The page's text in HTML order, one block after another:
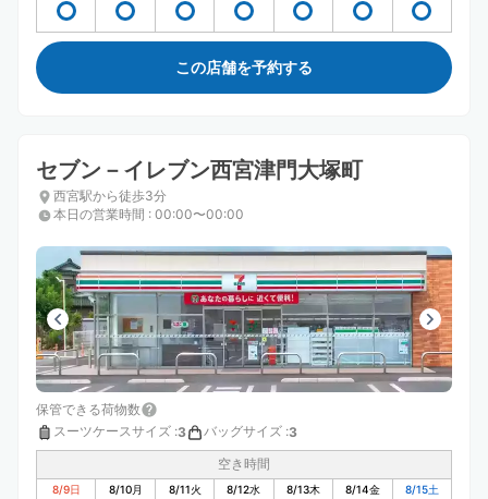
この店舗を予約する
セブン－イレブン西宮津門大塚町
西宮駅から徒歩3分
本日の営業時間 : 00:00〜00:00
保管できる荷物数
スーツケースサイズ :3 バッグサイズ :3
空き時間
8/9日 8/10月 8/11火 8/12水 8/13木 8/14金 8/15土